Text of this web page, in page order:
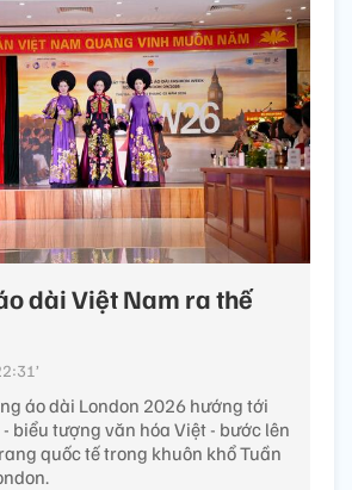
dài Việt Nam ra thế
áo dài London 2026 hướng tới
biểu tượng văn hóa Việt - bước lên
quốc tế trong khuôn khổ Tuần